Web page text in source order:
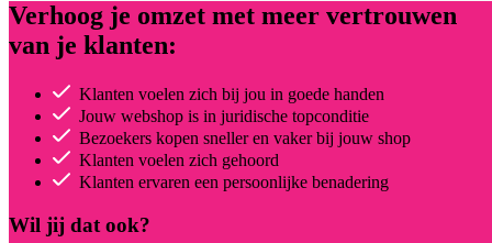
Verhoog je omzet met meer vertrouwen
van je klanten:
Klanten voelen zich bij jou in goede handen
Jouw webshop is in juridische topconditie
Bezoekers kopen sneller en vaker bij jouw shop
Klanten voelen zich gehoord
Klanten ervaren een persoonlijke benadering
Wil jij dat ook?